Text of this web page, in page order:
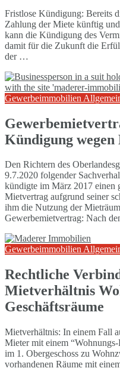
Fristlose Kündigung: Bereits
Zahlung der Miete künftig
kann die Kündigung des
damit für die Zukunft die
der …
Gewerbeimmobilien
Kündigung
Den Richtern des
9.7.2020 folgender
kündigte im März 2017 einen
Mietvertrag aufgrund seiner
ihm die Nutzung der
Gewerbemietvertrag: Nach
Gewerbeimmobilien
Rechtliche
Mietverhältnis
Geschäftsräume
Mietverhältnis: In einem Fall
Mieter mit einem
im 1. Obergeschoss zu
vorhandenen Räume mit